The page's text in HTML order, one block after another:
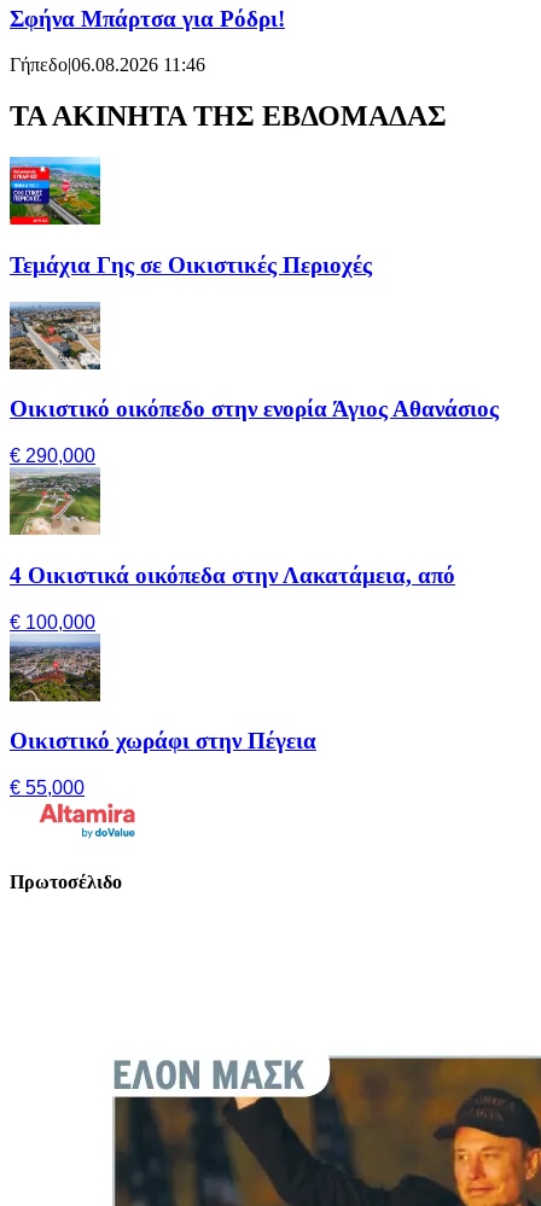
Σφήνα Μπάρτσα για Ρόδρι!
Γήπεδο|06.08.2026 11:46
ΤΑ ΑΚΙΝΗΤΑ ΤΗΣ ΕΒΔΟΜΑΔΑΣ
Τεμάχια Γης σε Οικιστικές Περιοχές
Οικιστικό οικόπεδο στην ενορία Άγιος Αθανάσιος
€ 290,000
4 Οικιστικά οικόπεδα στην Λακατάμεια, από
€ 100,000
Οικιστικό χωράφι στην Πέγεια
€ 55,000
Πρωτοσέλιδο